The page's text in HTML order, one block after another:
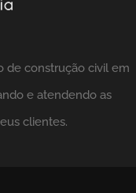
de construção civil em
e atendendo as
clientes.